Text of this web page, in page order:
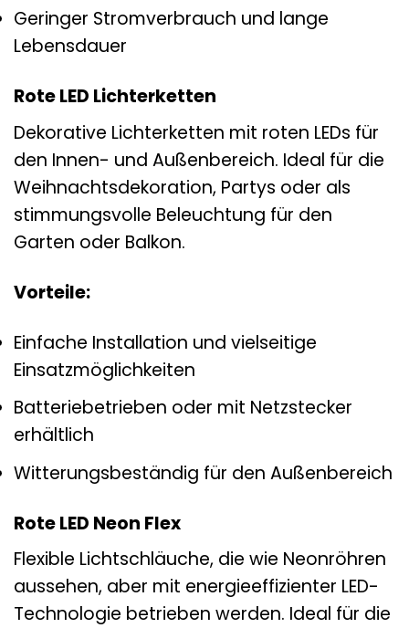
Geringer Stromverbrauch und lange
Lebensdauer
Rote LED Lichterketten
Dekorative Lichterketten mit roten LEDs für
den Innen- und Außenbereich. Ideal für die
Weihnachtsdekoration, Partys oder als
stimmungsvolle Beleuchtung für den
Garten oder Balkon.
Vorteile:
Einfache Installation und vielseitige
Einsatzmöglichkeiten
Batteriebetrieben oder mit Netzstecker
erhältlich
Witterungsbeständig für den Außenbereich
Rote LED Neon Flex
Flexible Lichtschläuche, die wie Neonröhren
aussehen, aber mit energieeffizienter LED-
Technologie betrieben werden. Ideal für die